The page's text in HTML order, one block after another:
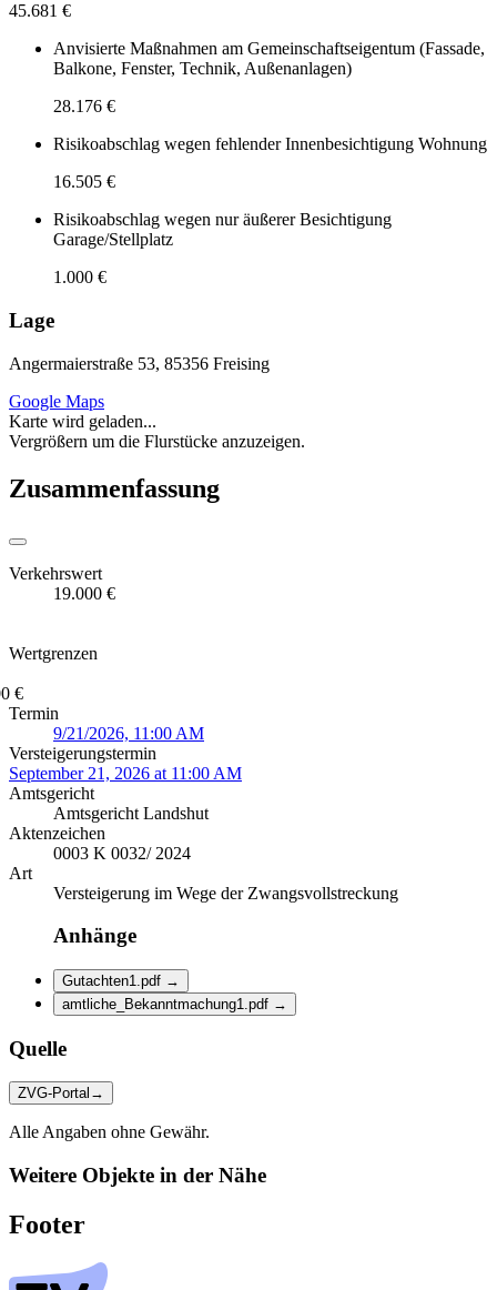
45.681 €
Anvisierte Maßnahmen am Gemeinschaftseigentum (Fassade,
Balkone, Fenster, Technik, Außenanlagen)
28.176 €
Risikoabschlag wegen fehlender Innenbesichtigung Wohnung
16.505 €
Risikoabschlag wegen nur äußerer Besichtigung
Garage/Stellplatz
1.000 €
Lage
Angermaierstraße 53, 85356 Freising
Google Maps
Karte wird geladen...
Vergrößern um die Flurstücke anzuzeigen.
Zusammenfassung
Verkehrswert
19.000 €
Wertgrenzen
€
Termin
9/21/2026, 11:00 AM
Versteigerungstermin
September 21, 2026 at 11:00 AM
Amtsgericht
Amtsgericht Landshut
Aktenzeichen
0003 K 0032/ 2024
Art
Versteigerung im Wege der Zwangsvollstreckung
Anhänge
Gutachten1.pdf →
amtliche_Bekanntmachung1.pdf →
Quelle
ZVG-Portal →
Alle Angaben ohne Gewähr.
Weitere Objekte in der Nähe
Footer